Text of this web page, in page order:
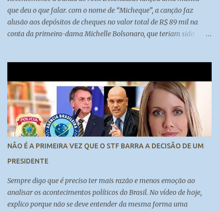
que deu o que falar. com o nome de “Micheque”, a canção faz
alusão aos depósitos de cheques no valor total de R$ 89 mil na
conta da primeira-dama Michelle Bolsonaro, que teriam sido
https://www.youtube.com/channel/UCy0BAkpw22or4oxo0RFCzc
w
NÃO É A PRIMEIRA VEZ QUE O STF BARRA A DECISÃO DE UM
PRESIDENTE
Sempre digo que é preciso ter mais razão e menos emoção ao
analisar os acontecimentos políticos do Brasil. No vídeo de hoje,
explico porque não se deve entender da mesma forma uma